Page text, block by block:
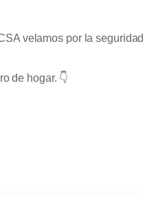
velamos por la seguridad
de hogar. 👇